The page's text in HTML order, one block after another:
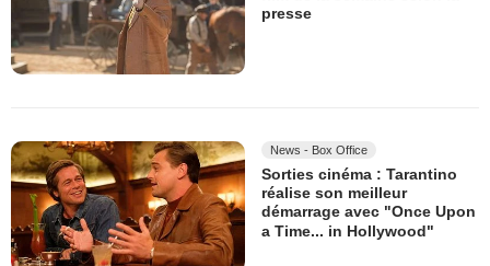
presse
News - Box Office
Sorties cinéma : Tarantino
réalise son meilleur
démarrage avec "Once Upon
a Time... in Hollywood"